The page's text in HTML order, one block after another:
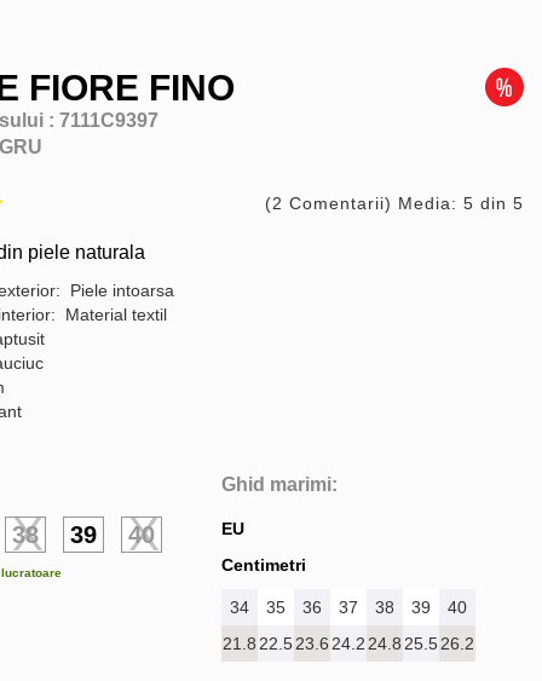
FIORE FINO
: 7111C9397
(2 Comentarii) Media: 5 din 5
piele naturala
Piele intoarsa
Material textil
38 39 40
Ghid marimi:
EU
Centimetri
34 35 36 37 38 39
40
21.8 22.523.6 24.2 24.8 25.526.2